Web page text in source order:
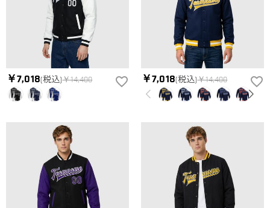
￥7,018(税込)￥14,400 ￥7,018(税込)￥14,400